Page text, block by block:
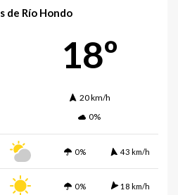
de Río Hondo
18º
20 km/h
0%
0% 43 km/h
0% 18 km/h